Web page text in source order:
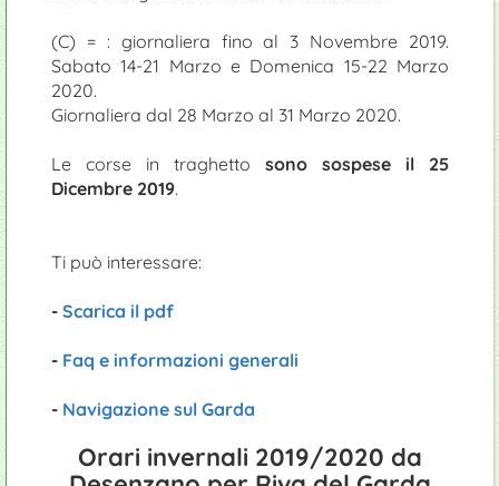
(C) = : giornaliera fino al 3 Novembre 2019.
Sabato 14-21 Marzo e Domenica 15-22 Marzo
2020.
Giornaliera dal 28 Marzo al 31 Marzo 2020.
Le corse in traghetto sono sospese il 25
Dicembre 2019.
Ti può interessare:
- Scarica il pdf
- Faq e informazioni generali
- Navigazione sul Garda
Orari invernali 2019/2020 da